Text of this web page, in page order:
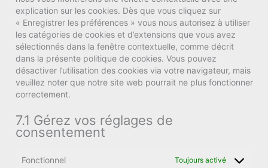
explication sur les cookies. Dès que vous cliquez sur
« Enregistrer les préférences » vous nous autorisez à utiliser
les catégories de cookies et d’extensions que vous avez
sélectionnés dans la fenêtre contextuelle, comme décrit
dans la présente politique de cookies. Vous pouvez
désactiver l’utilisation des cookies via votre navigateur, mais
veuillez noter que notre site web pourrait ne plus fonctionner
correctement.
7.1 Gérez vos réglages de
consentement
Fonctionnel Toujours activé